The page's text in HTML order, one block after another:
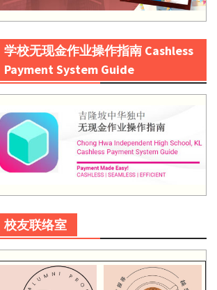
学校无现金作业操作指南 Cashless
Payment System Guide
校友联络室